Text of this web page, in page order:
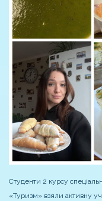
Студенти 2 курсу
«Туризм» взяли активну